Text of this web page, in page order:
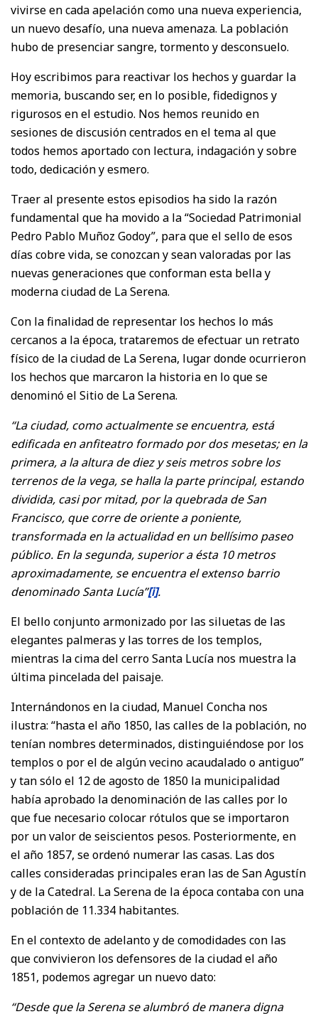
vivirse en cada apelación como una nueva experiencia,
un nuevo desafío, una nueva amenaza. La población
hubo de presenciar sangre, tormento y desconsuelo.
Hoy escribimos para reactivar los hechos y guardar la
memoria, buscando ser, en lo posible, fidedignos y
rigurosos en el estudio. Nos hemos reunido en
sesiones de discusión centrados en el tema al que
todos hemos aportado con lectura, indagación y sobre
todo, dedicación y esmero.
Traer al presente estos episodios ha sido la razón
fundamental que ha movido a la “Sociedad Patrimonial
Pedro Pablo Muñoz Godoy”, para que el sello de esos
días cobre vida, se conozcan y sean valoradas por las
nuevas generaciones que conforman esta bella y
moderna ciudad de La Serena.
Con la finalidad de representar los hechos lo más
cercanos a la época, trataremos de efectuar un retrato
físico de la ciudad de La Serena, lugar donde ocurrieron
los hechos que marcaron la historia en lo que se
denominó el Sitio de La Serena.
“La ciudad, como actualmente se encuentra, está
edificada en anfiteatro formado por dos mesetas; en la
primera, a la altura de diez y seis metros sobre los
terrenos de la vega, se halla la parte principal, estando
dividida, casi por mitad, por la quebrada de San
Francisco, que corre de oriente a poniente,
transformada en la actualidad en un bellísimo paseo
público. En la segunda, superior a ésta 10 metros
aproximadamente, se encuentra el extenso barrio
denominado Santa Lucía”[i].
El bello conjunto armonizado por las siluetas de las
elegantes palmeras y las torres de los templos,
mientras la cima del cerro Santa Lucía nos muestra la
última pincelada del paisaje.
Internándonos en la ciudad, Manuel Concha nos
ilustra: “hasta el año 1850, las calles de la población, no
tenían nombres determinados, distinguiéndose por los
templos o por el de algún vecino acaudalado o antiguo”
y tan sólo el 12 de agosto de 1850 la municipalidad
había aprobado la denominación de las calles por lo
que fue necesario colocar rótulos que se importaron
por un valor de seiscientos pesos. Posteriormente, en
el año 1857, se ordenó numerar las casas. Las dos
calles consideradas principales eran las de San Agustín
y de la Catedral. La Serena de la época contaba con una
población de 11.334 habitantes.
En el contexto de adelanto y de comodidades con las
que convivieron los defensores de la ciudad el año
1851, podemos agregar un nuevo dato:
“Desde que la Serena se alumbró de manera digna